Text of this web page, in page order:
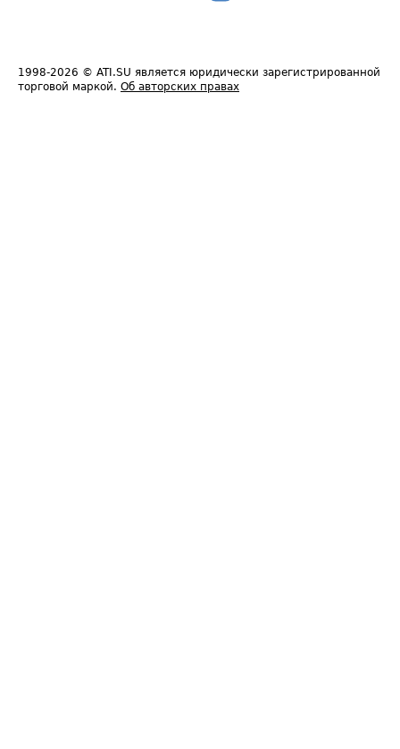
1998-2026 © ATI.SU является юридически зарегистрированной
торговой маркой. Об авторских правах